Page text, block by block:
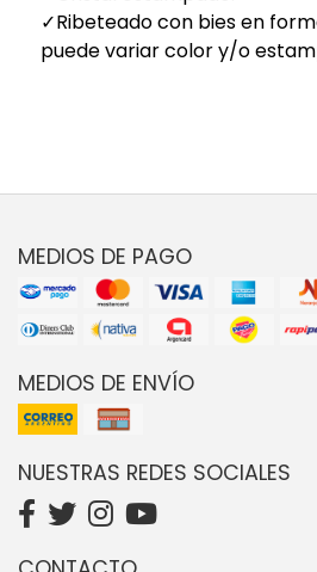
✓Ribeteado con bies en
puede variar color y/o
MEDIOS DE PAGO
MEDIOS DE ENVÍO
NUESTRAS REDES SOCIALES